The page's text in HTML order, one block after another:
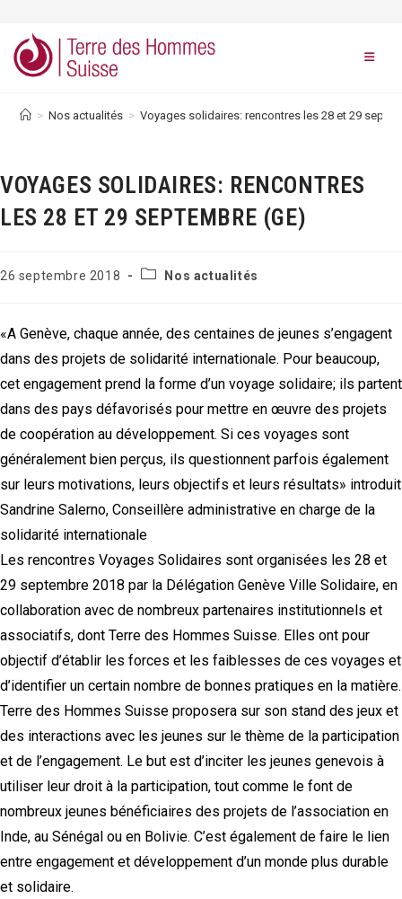
content
> Nos actualités > Voyages solidaires: rencontres les 28 et 29
VOYAGES SOLIDAIRES: RENCONTRES
LES 28 ET 29 SEPTEMBRE (GE)
Publication
26 septembre 2018
PostNos actualités
«A Genève, chaque année, des centaines de jeunes s’engagent
dans des projets de solidarité internationale. Pour beaucoup,
cet engagement prend la forme d’un voyage solidaire; ils partent
dans des pays défavorisés pour mettre en œuvre des projets
de coopération au développement. Si ces voyages sont
généralement bien perçus, ils questionnent parfois également
sur leurs motivations, leurs objectifs et leurs résultats» introduit
Sandrine Salerno, Conseillère administrative en charge de la
solidarité internationale
Les rencontres Voyages Solidaires sont organisées les 28 et
29 septembre 2018 par la Délégation Genève Ville Solidaire, en
collaboration avec de nombreux partenaires institutionnels et
associatifs, dont Terre des Hommes Suisse. Elles ont pour
objectif d’établir les forces et les faiblesses de ces voyages et
d’identifier un certain nombre de bonnes pratiques en la matière.
Terre des Hommes Suisse proposera sur son stand des jeux et
des interactions avec les jeunes sur le thème de la participation
et de l’engagement. Le but est d’inciter les jeunes genevois à
utiliser leur droit à la participation, tout comme le font de
nombreux jeunes bénéficiaires des projets de l’association en
Inde, au Sénégal ou en Bolivie. C’est également de faire le lien
entre engagement et développement d’un monde plus durable
et solidaire.